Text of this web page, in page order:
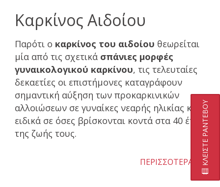
ΚΛΕΙΣΤΕ ΡΑΝΤΕΒΟΥ
Καρκίνος Αιδοίου
Παρότι ο καρκίνος του αιδοίου θεωρείται
μία από τις σχετικά σπάνιες μορφές
γυναικολογικού καρκίνου, τις τελευταίες
δεκαετίες οι επιστήμονες καταγράφουν
σημαντική αύξηση των προκαρκινικών
αλλοιώσεων σε γυναίκες νεαρής ηλικίας και
ειδικά σε όσες βρίσκονται κοντά στα 40 έτη
της ζωής τους.
ΠΕΡΙΣΣΟΤΕΡΑ